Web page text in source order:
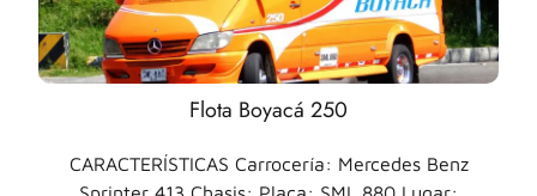
Flota Boyacá 250
CARACTERÍSTICAS Carrocería: Mercedes Benz